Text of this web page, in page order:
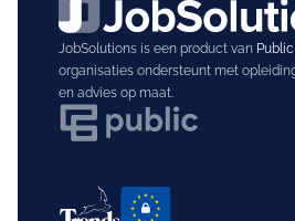
JobSolutions is een product van
organisaties ondersteunt met
en advies op maat.